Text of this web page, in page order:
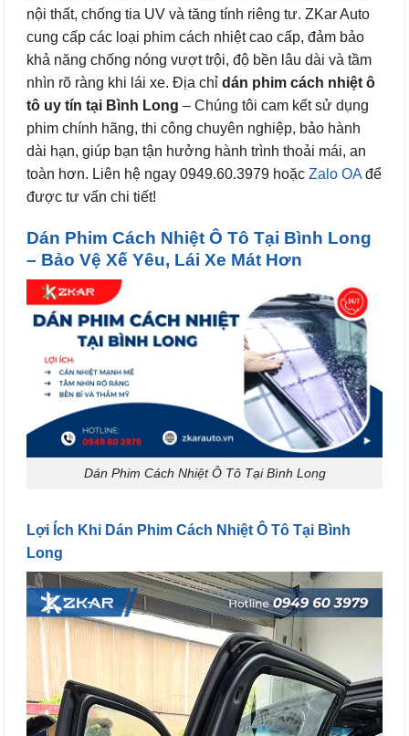
nội thất, chống tia UV và tăng tính riêng tư. ZKar Auto
cung cấp các loại phim cách nhiệt cao cấp, đảm bảo
khả năng chống nóng vượt trội, độ bền lâu dài và tầm
nhìn rõ ràng khi lái xe. Địa chỉ dán phim cách nhiệt ô
tô uy tín tại Bình Long – Chúng tôi cam kết sử dụng
phim chính hãng, thi công chuyên nghiệp, bảo hành
dài hạn, giúp bạn tận hưởng hành trình thoải mái, an
toàn hơn. Liên hệ ngay 0949.60.3979 hoặc Zalo OA để
được tư vấn chi tiết!
Dán Phim Cách Nhiệt Ô Tô Tại Bình Long
– Bảo Vệ Xế Yêu, Lái Xe Mát Hơn
Dán Phim Cách Nhiệt Ô Tô Tại Bình Long
Lợi Ích Khi Dán Phim Cách Nhiệt Ô Tô Tại Bình
Long